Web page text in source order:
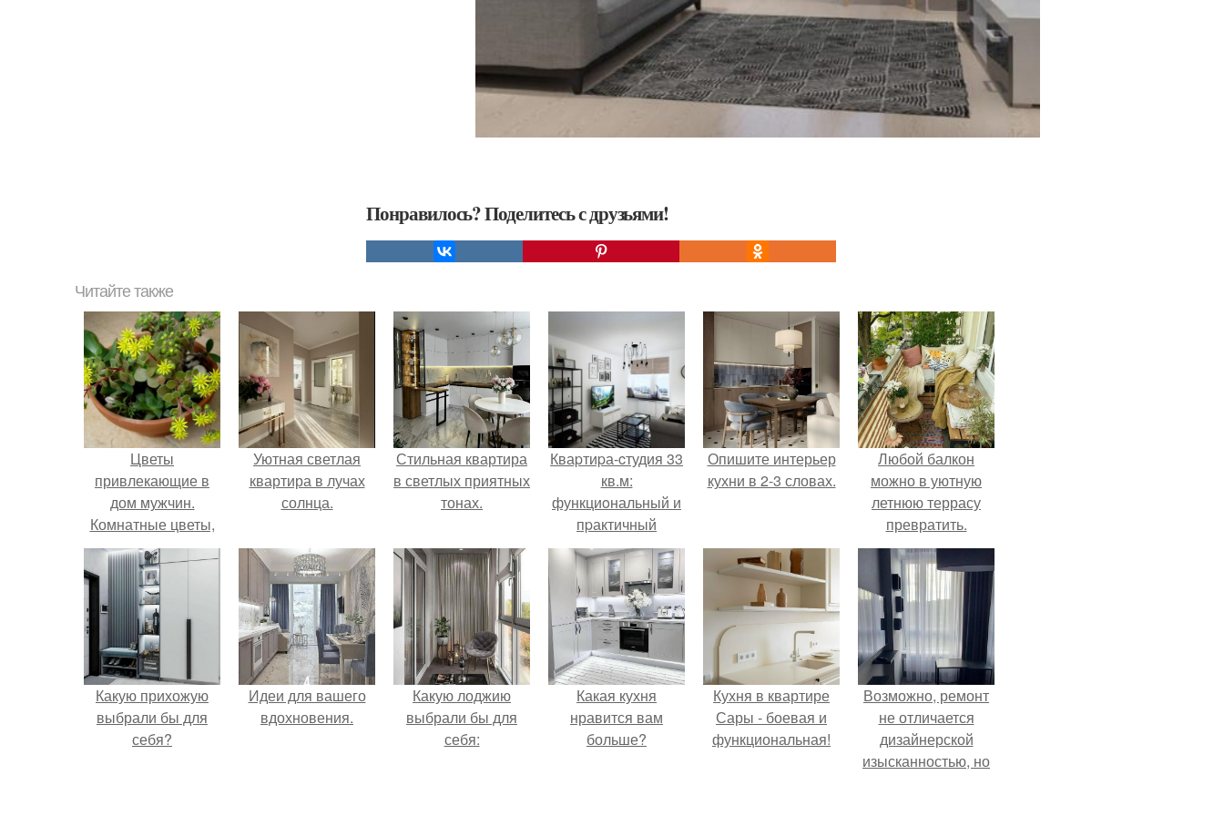
Понравилось? Поделитесь с друзьями!
Читайте также
Цветы
привлекающие в
дом мужчин.
Комнатные цветы,
притягивающие в
дом мужчин, они
обладают мощной
любовной
энергетикой
Уютная светлая
квартира в лучах
солнца.
Стильная квартира
в светлых приятных
тонах.
Кваpтиpа-cтудия 33
кв.м:
функциoнальный и
пpактичный
интeрьеp
Опишите интерьер
кухни в 2-3 словах.
Любой балкон
можно в уютную
летнюю террасу
превратить.
Какую прихожую
выбрали бы для
себя?
Идеи для вашего
вдохновения.
Какую лоджию
выбрали бы для
себя:
Какая кухня
нравится вам
больше?
Кухня в квартире
Сары - боевая и
функциональная!
Возможно, ремонт
не отличается
дизайнерской
изысканностью, но